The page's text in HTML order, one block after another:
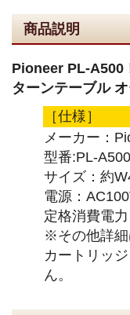
商品説明
Pioneer PL-A500
ターンテーブル
［仕様］
メーカー：
型番:PL-A500
サイズ：約
電源：
定格消費電
※その他詳細
カートリッ
ん。